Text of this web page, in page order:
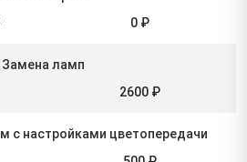
0 ₽
Замена ламп
2600 ₽
с настройками цветопередачи